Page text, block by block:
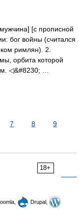
[с прописной
бог войны (считался
римлян). 2.
орбита которой
◁&#8230; …
7 8
9
18+
Drupal,